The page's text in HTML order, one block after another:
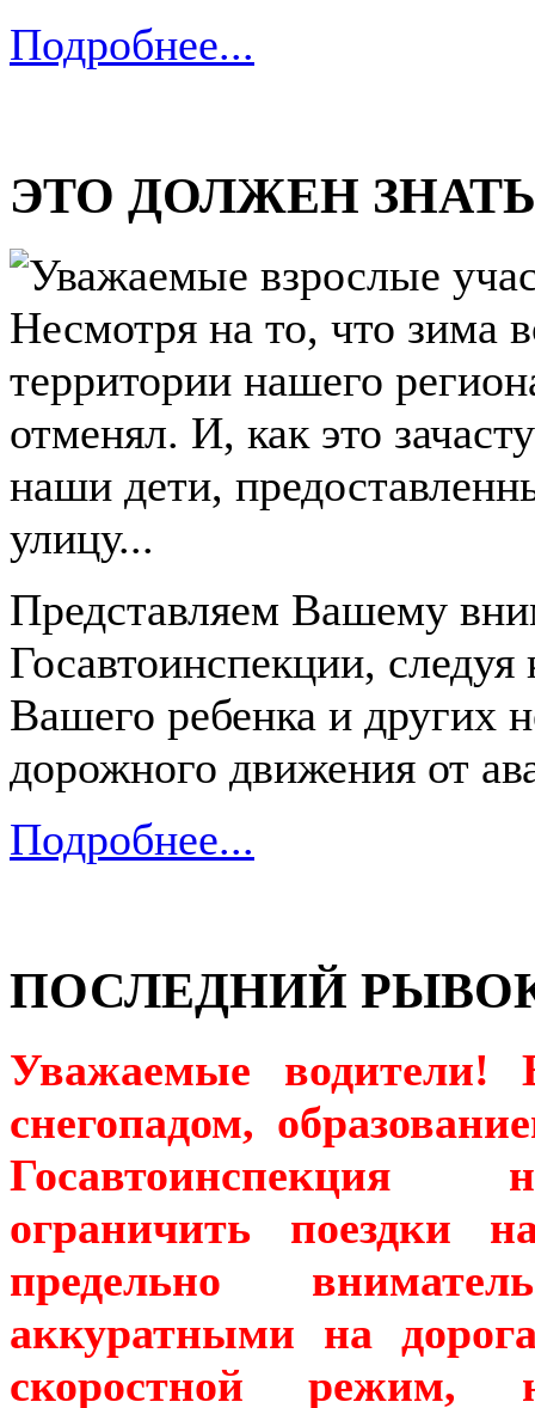
Подробнее...
ЭТО ДОЛЖЕН
Уважаемые взрослые
Несмотря на то, что зима
территории нашего
отменял. И, как это
наши дети,
улицу...
Представляем Вашему
Госавтоинспекции,
Вашего ребенка и других
дорожного движения от
Подробнее...
ПОСЛЕДНИЙ
Уважаемые водители!
снегопадом,
Госавтоинспекция
ограничить поездки
предельно
аккуратными на
скоростной режим,